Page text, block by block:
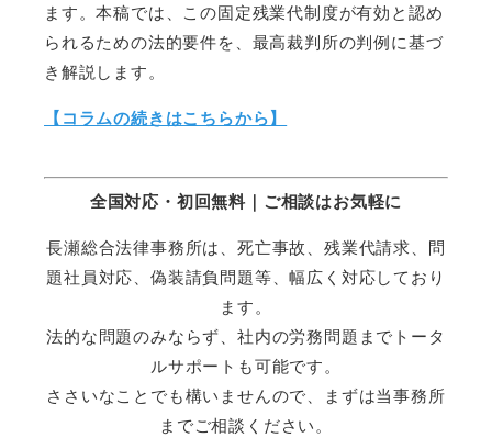
ます。本稿では、この固定残業代制度が有効と認め
られるための法的要件を、最高裁判所の判例に基づ
き解説します。
【コラムの続きはこちらから】
全国対応・初回無料｜ご相談はお気軽に
長瀬総合法律事務所は、死亡事故、残業代請求、問
題社員対応、偽装請負問題等、幅広く対応しており
ます。
法的な問題のみならず、社内の労務問題までトータ
ルサポートも可能です。
ささいなことでも構いませんので、まずは当事務所
までご相談ください。